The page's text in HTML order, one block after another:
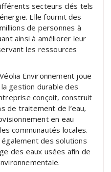
secteurs clés tels
Elle fournit des
de personnes à
ainsi à améliorer leur
les ressources
Environnement joue
gestion durable des
conçoit, construit
de traitement de l’eau,
en eau
communautés locales.
des solutions
des eaux usées afin de